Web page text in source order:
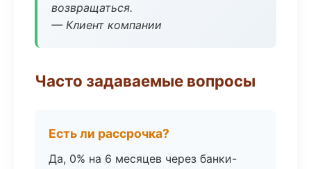
возвращаться.
— Клиент компании
Часто задаваемые вопросы
Есть ли рассрочка?
Да, 0% на 6 месяцев через банки-